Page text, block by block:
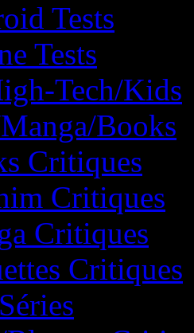
Tests
Tests
Tech/Kids
Books
Critiques
Critiques
Critiques
Critiques